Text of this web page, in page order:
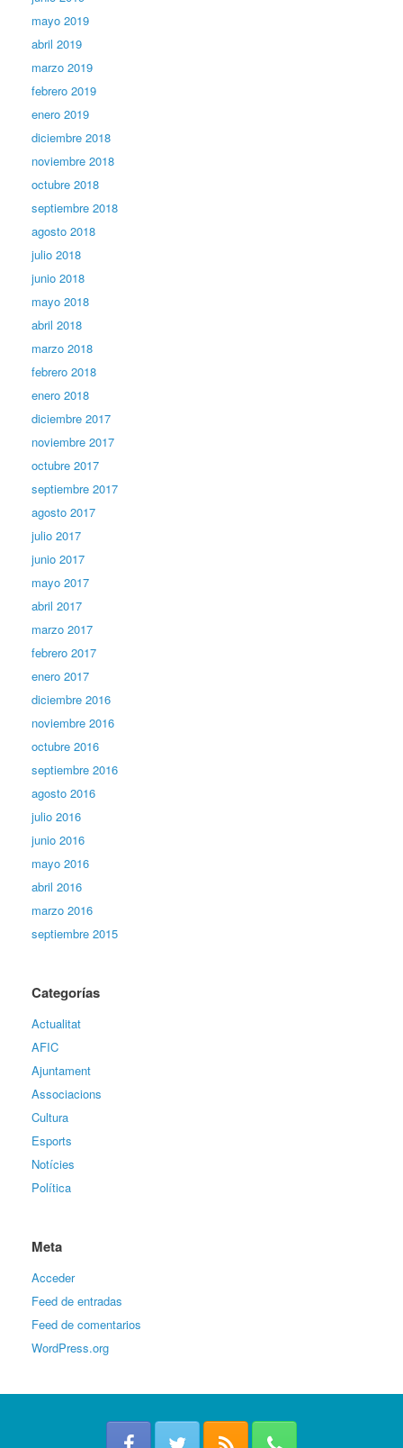
mayo 2019
abril 2019
marzo 2019
febrero 2019
enero 2019
diciembre 2018
noviembre 2018
octubre 2018
septiembre 2018
agosto 2018
julio 2018
junio 2018
mayo 2018
abril 2018
marzo 2018
febrero 2018
enero 2018
diciembre 2017
noviembre 2017
octubre 2017
septiembre 2017
agosto 2017
julio 2017
junio 2017
mayo 2017
abril 2017
marzo 2017
febrero 2017
enero 2017
diciembre 2016
noviembre 2016
octubre 2016
septiembre 2016
agosto 2016
julio 2016
junio 2016
mayo 2016
abril 2016
marzo 2016
septiembre 2015
Categorías
Actualitat
AFIC
Ajuntament
Associacions
Cultura
Esports
Notícies
Política
Meta
Acceder
Feed de entradas
Feed de comentarios
WordPress.org